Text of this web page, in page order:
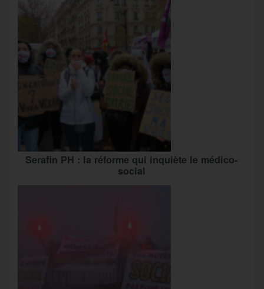
Serafin PH : la réforme qui inquiète le médico-
social